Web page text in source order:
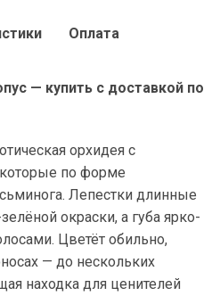
Оплата
— купить с доставкой по
орхидея с
по форме
Лепестки длинные
окраски, а губа ярко-
Цветёт обильно,
— до нескольких
находка для ценителей